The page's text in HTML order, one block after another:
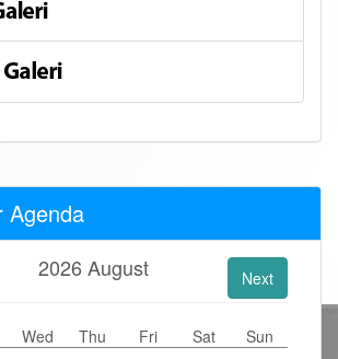
Agenda
2026 August Next
Wed Thu Fri Sat
Sun